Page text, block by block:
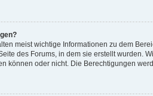
meist wichtige Informationen zu dem
des Forums, in dem sie erstellt wurden.
können oder nicht. Die Berechtigungen